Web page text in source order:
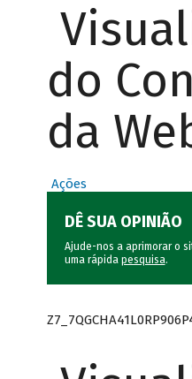
do
da
Ações
DÊ SUA OPINIÃO
Ajude-nos a aprimorar o
uma rápida pesquisa.